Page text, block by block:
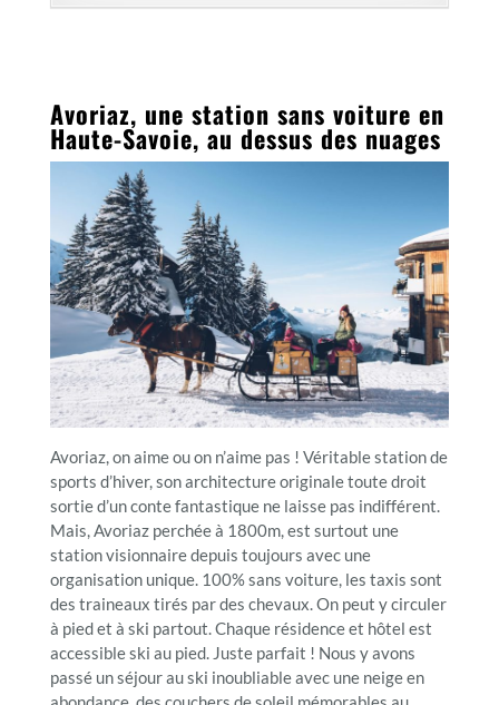
Avoriaz, une station sans voiture en
Haute-Savoie, au dessus des nuages
Avoriaz, on aime ou on n’aime pas ! Véritable station de
sports d’hiver, son architecture originale toute droit
sortie d’un conte fantastique ne laisse pas indifférent.
Mais, Avoriaz perchée à 1800m, est surtout une
station visionnaire depuis toujours avec une
organisation unique. 100% sans voiture, les taxis sont
des traineaux tirés par des chevaux. On peut y circuler
à pied et à ski partout. Chaque résidence et hôtel est
accessible ski au pied. Juste parfait ! Nous y avons
passé un séjour au ski inoubliable avec une neige en